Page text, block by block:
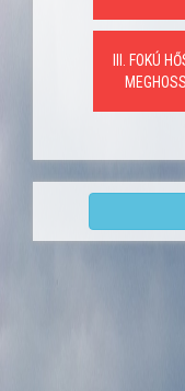
III. FOKÚ